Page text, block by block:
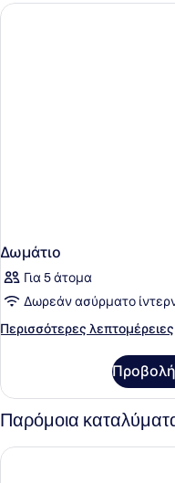
Δωμάτιο
Για 5 άτομα
Δωρεάν ασύρματο
Περισσότερες λεπτομέρειες
Περισσότερες
Προβολή
Παρόμοια
Porto Vitilo Boutique Hotel